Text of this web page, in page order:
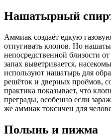
Нашатырный
Аммиак создаёт едкую
отпугивать клопов. Но
непосредственной близости
запах выветривается,
используют нашатырь для
решёток и дверных проёмов,
практика показывает, что
преграды, особенно если
же аммиак токсичен для
Полынь и пижма